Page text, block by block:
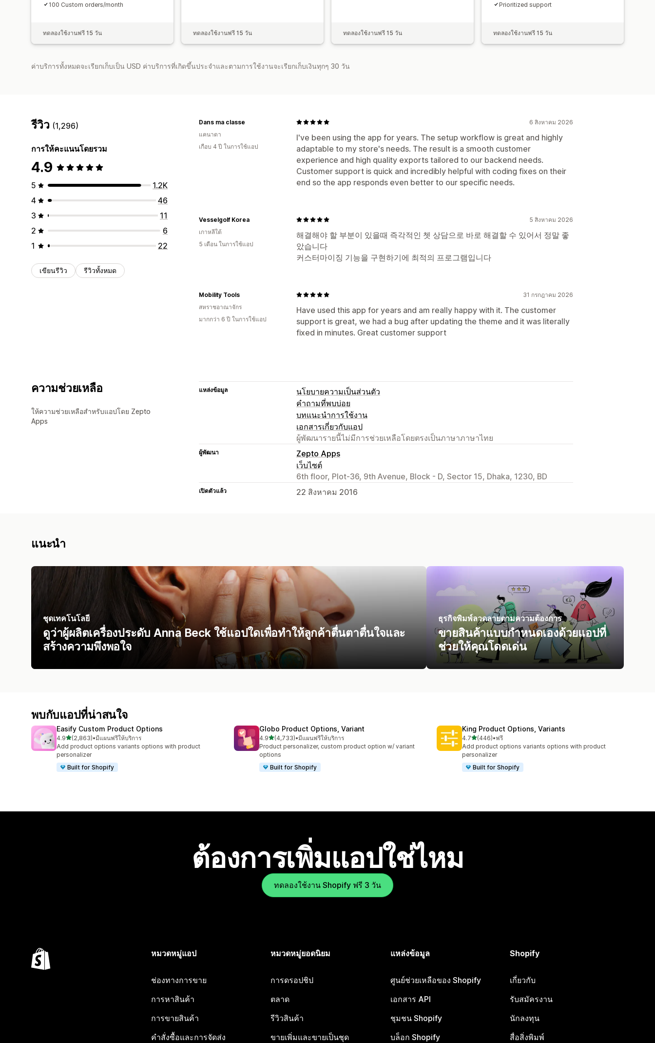
100 Custom orders/month
ทดลองใช้งานฟรี 15 วัน ทดลองใช้งานฟรี 15 วัน ทดลองใช้งานฟรี 15 วัน
Prioritized support
ทดลองใช้งานฟรี 15 วัน
ค่าบริการทั้งหมดจะเรียกเก็บเป็น USD ค่าบริการที่เกิดขึ้นประจำและตามการใช้งานจะเรียกเก็บเงินทุกๆ 30 วัน
รีวิว (1,296)
การให้คะแนนโดยรวม
4.9
5
1.2K
4
46
3
11
2
6
1
22
เขียนรีวิว รีวิวทั้งหมด
6 สิงหาคม 2026
I've been using the app for years. The setup workflow is great and highly
adaptable to my store's needs. The result is a smooth customer
experience and high quality exports tailored to our backend needs.
Customer support is quick and incredibly helpful with coding fixes on their
end so the app responds even better to our specific needs.
Dans ma classe
แคนาดา
เกือบ 4 ปี ในการใช้แอป
5 สิงหาคม 2026
해결해야 할 부분이 있을때 즉각적인 쳇 상담으로 바로 해결할 수 있어서 정말 좋
았습니다
커스터마이징 기능을 구현하기에 최적의 프로그램입니다
Vesselgolf Korea
เกาหลีใต้
5 เดือน ในการใช้แอป
31 กรกฎาคม 2026
Have used this app for years and am really happy with it. The customer
support is great, we had a bug after updating the theme and it was literally
fixed in minutes. Great customer support
Mobility Tools
สหราชอาณาจักร
มากกว่า 6 ปี ในการใช้แอป
ความช่วยเหลือ
ให้ความช่วยเหลือสำหรับแอปโดย Zepto
Apps
แหล่งข้อมูล
นโยบายความเป็นส่วนตัว
คำถามที่พบบ่อย
บทแนะนำการใช้งาน
เอกสารเกี่ยวกับแอป
ผู้พัฒนารายนี้ไม่มีการช่วยเหลือโดยตรงเป็นภาษาภาษาไทย
ผู้พัฒนา
Zepto Apps
เว็บไซต์
6th floor, Plot-36, 9th Avenue, Block - D, Sector 15, Dhaka, 1230, BD
เปิดตัวแล้ว 22 สิงหาคม 2016
แนะนำ
ชุดเทคโนโลยี
ดูว่าผู้ผลิตเครื่องประดับ Anna Beck ใช้แอปใดเพื่อทำให้ลูกค้าตื่นตาตื่นใจและ
สร้างความพึงพอใจ
ธุรกิจพิมพ์ลวดลายตามความต้องการ
ขายสินค้าแบบกำหนดเองด้วยแอปที่
ช่วยให้คุณโดดเด่น
พบกับแอปที่น่าสนใจ
Easify Custom Product Options
4.9เต็ม 5 ดาว
(2,863)
ทั้งหมด 2863 รีวิว
•มีแผนฟรีให้บริการ
Add product options variants options with product
personalizer
Built for Shopify
Globo Product Options, Variant
4.9เต็ม 5 ดาว
(4,733)
ทั้งหมด 4733 รีวิว
•มีแผนฟรีให้บริการ
Product personalizer, custom product option w/ variant
options
Built for Shopify
King Product Options, Variants
4.7เต็ม 5 ดาว
(446)
ทั้งหมด 446 รีวิว
•ฟรี
Add product options variants options with product
personalizer
Built for Shopify
ต้องการเพิ่มแอปใช่ไหม
ทดลองใช้งาน Shopify ฟรี 3 วัน
หมวดหมู่แอป
ช่องทางการขาย
การหาสินค้า
การขายสินค้า
คำสั่งซื้อและการจัดส่ง
หมวดหมู่ยอดนิยม
การดรอปชิป
ตลาด
รีวิวสินค้า
ขายเพิ่มและขายเป็นชุด
แหล่งข้อมูล
ศูนย์ช่วยเหลือของ Shopify
เอกสาร API
ชุมชน Shopify
บล็อก Shopify
Shopify
เกี่ยวกับ
รับสมัครงาน
นักลงทุน
สื่อสิ่งพิมพ์